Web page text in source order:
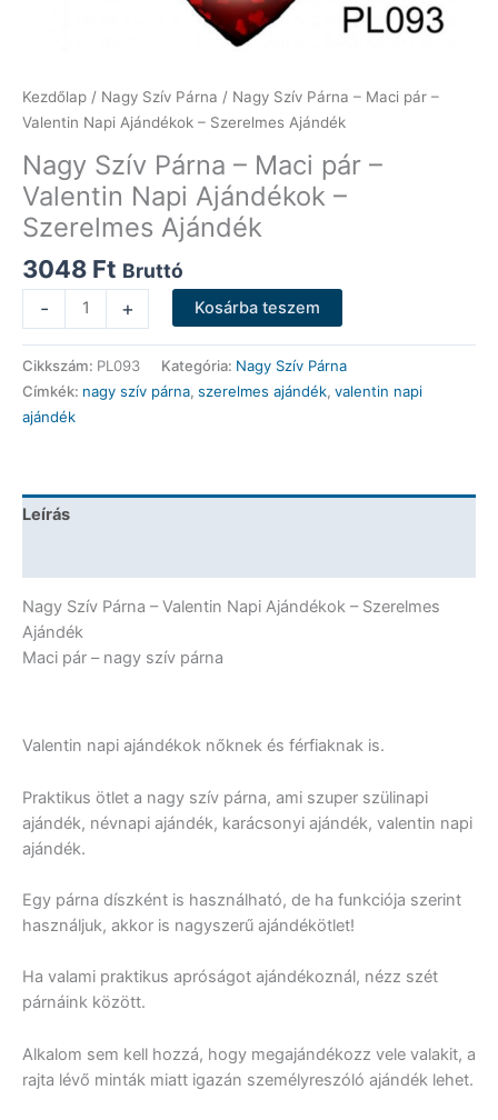
Kezdőlap / Nagy Szív Párna / Nagy Szív Párna – Maci pár –
Valentin Napi Ajándékok – Szerelmes Ajándék
Nagy Szív Párna – Maci pár –
Valentin Napi Ajándékok –
Szerelmes Ajándék
3048 Ft Bruttó
-
Szív
Párna
-
Maci
pár
Napi
Szerelmes
Ajándék
mennyiség
+ Kosárba teszem
Cikkszám: PL093 Kategória: Nagy Szív Párna
Címkék: nagy szív párna, szerelmes ajándék, valentin napi
ajándék
Leírás
Nagy Szív Párna – Valentin Napi Ajándékok – Szerelmes
Ajándék
Maci pár – nagy szív párna
Valentin napi ajándékok nőknek és férfiaknak is.
Praktikus ötlet a nagy szív párna, ami szuper szülinapi
ajándék, névnapi ajándék, karácsonyi ajándék, valentin napi
ajándék.
Egy párna díszként is használható, de ha funkciója szerint
használjuk, akkor is nagyszerű ajándékötlet!
Ha valami praktikus apróságot ajándékoznál, nézz szét
párnáink között.
Alkalom sem kell hozzá, hogy megajándékozz vele valakit, a
rajta lévő minták miatt igazán személyreszóló ajándék lehet.